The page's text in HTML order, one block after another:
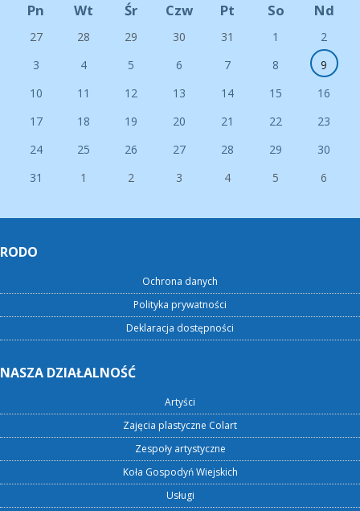
Pn Wt Śr Czw Pt So Nd
27 28 29 30 31 1
2
3
4 5 6 7 8
9
10
11 12 13 14 15
16
17
18 19 20 21 22
23
24
25 26 27 28 29
30
31
1 2 3 4 5 6
RODO
Ochrona danych
Polityka prywatności
Deklaracja dostępności
NASZA DZIAŁALNOŚĆ
Artyści
Zajęcia plastyczne Colart
Zespoły artystyczne
Koła Gospodyń Wiejskich
Usługi